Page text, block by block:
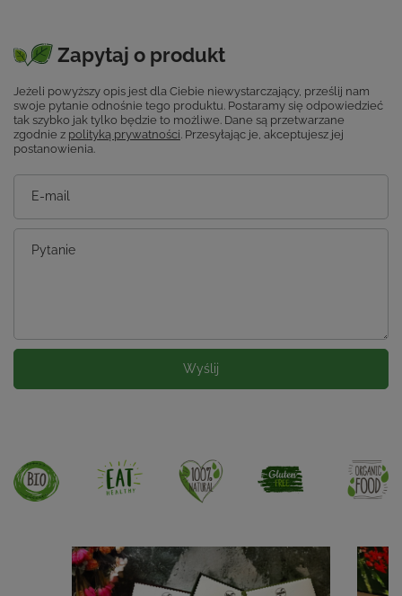
Zapytaj o produkt
Jeżeli powyższy opis jest dla Ciebie niewystarczający, prześlij nam
swoje pytanie odnośnie tego produktu. Postaramy się odpowiedzieć
tak szybko jak tylko będzie to możliwe. Dane są przetwarzane
zgodnie z polityką prywatności . Przesyłając je, akceptujesz jej
postanowienia.
E-mail
Pytanie
Wyślij